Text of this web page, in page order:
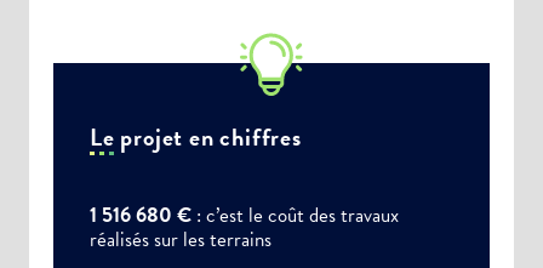
Le projet en chiffres
1 516 680 € : c’est le coût des travaux
réalisés sur les terrains